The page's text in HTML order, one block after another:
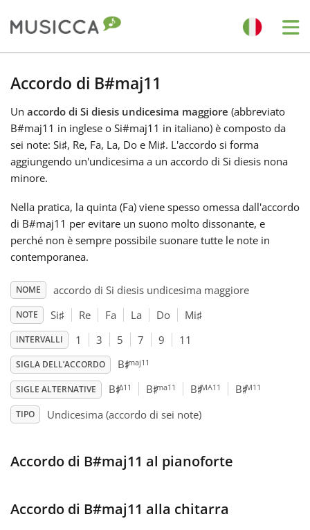
Български
Dansk
Deutsch
Español
Français
한국어
Italiano
日本語
Accordo di B#maj11
Un accordo di Si diesis undicesima maggiore (abbreviato
B#maj11 in inglese o Si#maj11 in italiano) è composto da
sei note: Si♯, Re, Fa, La, Do e Mi♯. L'accordo si forma
aggiungendo un'undicesima a un accordo di Si diesis nona
minore.
Nella pratica, la quinta (Fa) viene spesso omessa dall'accordo
di B#maj11 per evitare un suono molto dissonante, e
perché non è sempre possibile suonare tutte le note in
contemporanea.
NOME accordo di Si diesis undicesima maggiore
NOTE Si♯ Re Fa La Do Mi♯
INTERVALLI 1 3 5 7 9 11
SIGLA DELL’ACCORDO B♯maj11
SIGLE ALTERNATIVE B♯Δ11 B♯ma11 B♯MA11 B♯M11
TIPO Undicesima (accordo di sei note)
Accordo di B#maj11 al pianoforte
Accordo di B#maj11 alla chitarra